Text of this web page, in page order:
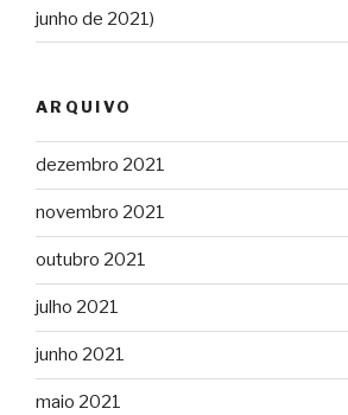
junho de 2021)
ARQUIVO
dezembro 2021
novembro 2021
outubro 2021
julho 2021
junho 2021
maio 2021